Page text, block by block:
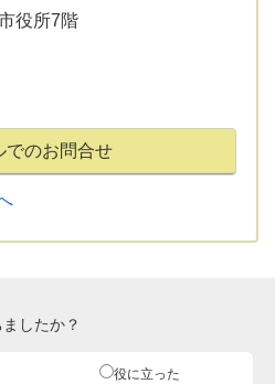
役所7階
したか？
役に立った